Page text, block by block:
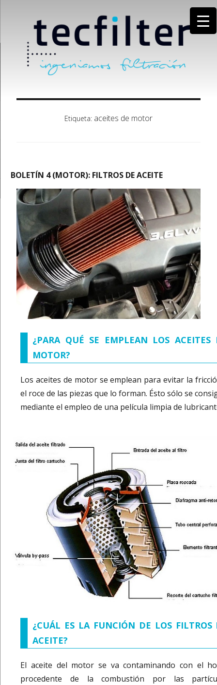
Etiqueta: aceites de motor
BOLETÍN 4 (MOTOR): FILTROS DE ACEITE
¿PARA QUÉ SE EMPLEAN LOS ACEITES
MOTOR?
Los aceites de motor se emplean para evitar la
el roce de las piezas que lo forman. Ésto sólo se
mediante el empleo de una película limpia de
¿CUÁL ES LA FUNCIÓN DE LOS FILTROS
ACEITE?
El aceite del motor se va contaminando con el
procedente de la combustión por las